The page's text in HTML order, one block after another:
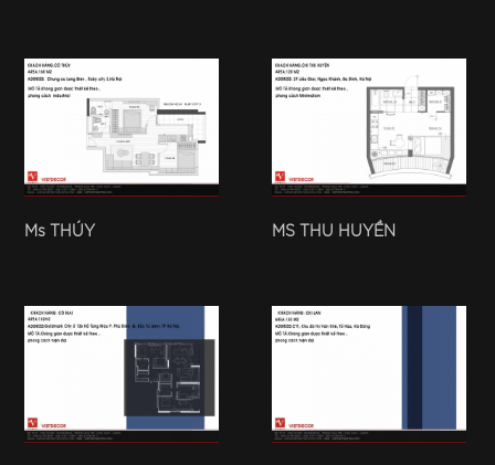
Ms THÚY MS THU HUYỀN